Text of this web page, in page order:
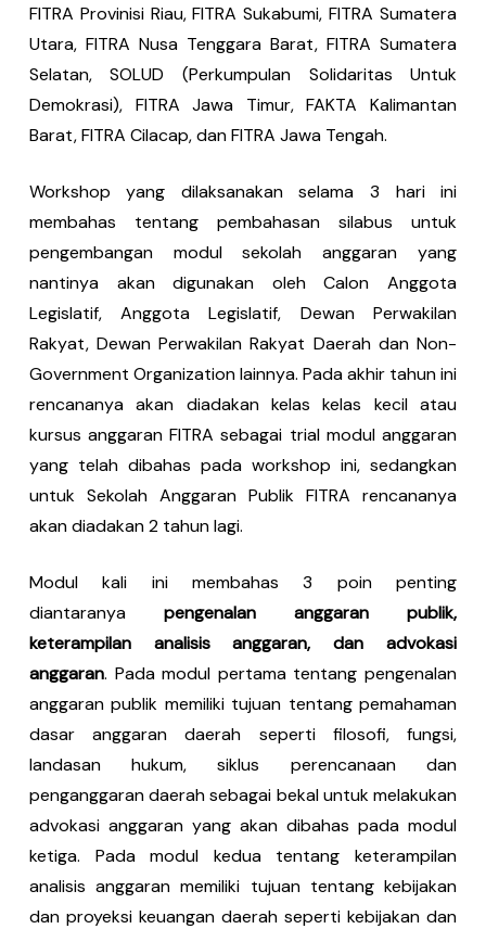
FITRA Provinisi Riau, FITRA Sukabumi, FITRA Sumatera
Utara, FITRA Nusa Tenggara Barat, FITRA Sumatera
Selatan, SOLUD (Perkumpulan Solidaritas Untuk
Demokrasi), FITRA Jawa Timur, FAKTA Kalimantan
Barat, FITRA Cilacap, dan FITRA Jawa Tengah.
Workshop yang dilaksanakan selama 3 hari ini
membahas tentang pembahasan silabus untuk
pengembangan modul sekolah anggaran yang
nantinya akan digunakan oleh Calon Anggota
Legislatif, Anggota Legislatif, Dewan Perwakilan
Rakyat, Dewan Perwakilan Rakyat Daerah dan Non-
Government Organization lainnya. Pada akhir tahun ini
rencananya akan diadakan kelas kelas kecil atau
kursus anggaran FITRA sebagai trial modul anggaran
yang telah dibahas pada workshop ini, sedangkan
untuk Sekolah Anggaran Publik FITRA rencananya
akan diadakan 2 tahun lagi.­­
Modul kali ini membahas 3 poin penting
diantaranya pengenalan anggaran publik,
keterampilan analisis anggaran, dan advokasi
anggaran. Pada modul pertama tentang pengenalan
anggaran publik memiliki tujuan tentang pemahaman
dasar anggaran daerah seperti filosofi, fungsi,
landasan hukum, siklus perencanaan dan
penganggaran daerah sebagai bekal untuk melakukan
advokasi anggaran yang akan dibahas pada modul
ketiga. Pada modul kedua tentang keterampilan
analisis anggaran memiliki tujuan tentang kebijakan
dan proyeksi keuangan daerah seperti kebijakan dan